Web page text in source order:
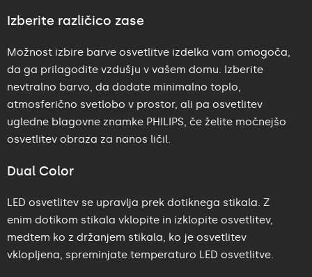
Izberite različico zase
Možnost izbire barve osvetlitve izdelka vam omogoča,
da ga prilagodite vzdušju v vašem domu. Izberite
nevtralno barvo, da dodate minimalno toplo,
atmosferično svetlobo v prostor, ali pa osvetlitev
ugledne blagovne znamke PHILIPS, če želite močnejšo
osvetlitev obraza za nanos ličil.
Dual Color
LED osvetlitev se upravlja prek dotiknega stikala. Z
enim dotikom stikala vklopite in izklopite osvetlitev,
medtem ko z držanjem stikala, ko je osvetlitev
vklopljena, spreminjate temperaturo LED osvetlitve.